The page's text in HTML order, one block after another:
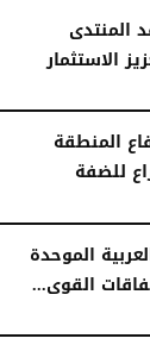
المنتدى
الاستثمار
المنطقة
للضفة
الموحدة
القوى...